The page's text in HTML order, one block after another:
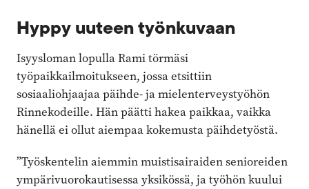
Hyppy uuteen työnkuvaan
Isyysloman lopulla Rami törmäsi
työpaikkailmoitukseen, jossa etsittiin
sosiaaliohjaajaa päihde- ja mielenterveystyöhön
Rinnekodeille. Hän päätti hakea paikkaa, vaikka
hänellä ei ollut aiempaa kokemusta päihdetyöstä.
”Työskentelin aiemmin muisti­sairaiden senioreiden
ympärivuoro­kautisessa yksikössä, ja työhön kuului